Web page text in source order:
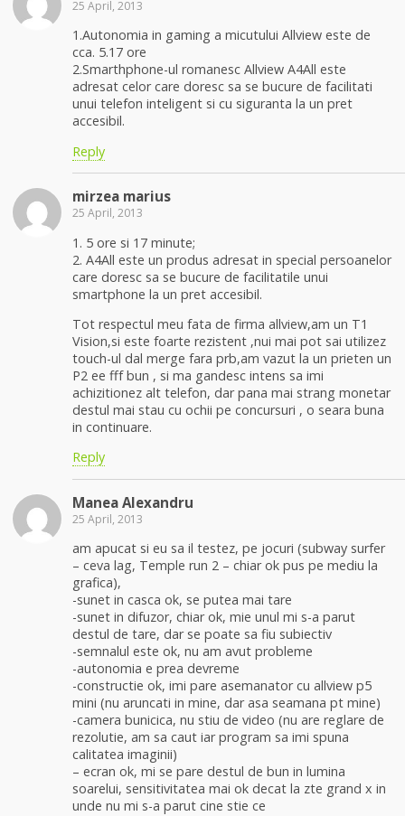
25 April, 2013
1.Autonomia in gaming a micutului Allview este de
cca. 5.17 ore
2.Smarthphone-ul romanesc Allview A4All este
adresat celor care doresc sa se bucure de facilitati
unui telefon inteligent si cu siguranta la un pret
accesibil.
Reply
mirzea marius
25 April, 2013
1. 5 ore si 17 minute;
2. A4All este un produs adresat in special persoanelor
care doresc sa se bucure de facilitatile unui
smartphone la un pret accesibil.
Tot respectul meu fata de firma allview,am un T1
Vision,si este foarte rezistent ,nui mai pot sai utilizez
touch-ul dal merge fara prb,am vazut la un prieten un
P2 ee fff bun , si ma gandesc intens sa imi
achizitionez alt telefon, dar pana mai strang monetar
destul mai stau cu ochii pe concursuri , o seara buna
in continuare.
Reply
Manea Alexandru
25 April, 2013
am apucat si eu sa il testez, pe jocuri (subway surfer
– ceva lag, Temple run 2 – chiar ok pus pe mediu la
grafica),
-sunet in casca ok, se putea mai tare
-sunet in difuzor, chiar ok, mie unul mi s-a parut
destul de tare, dar se poate sa fiu subiectiv
-semnalul este ok, nu am avut probleme
-autonomia e prea devreme
-constructie ok, imi pare asemanator cu allview p5
mini (nu aruncati in mine, dar asa seamana pt mine)
-camera bunicica, nu stiu de video (nu are reglare de
rezolutie, am sa caut iar program sa imi spuna
calitatea imaginii)
– ecran ok, mi se pare destul de bun in lumina
soarelui, sensitivitatea mai ok decat la zte grand x in
unde nu mi s-a parut cine stie ce